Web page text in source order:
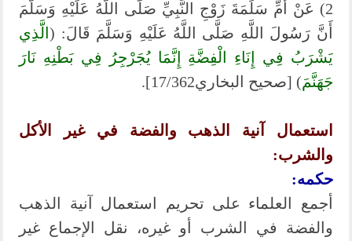
2) عَنْ أُمِّ سَلَمَةَ زَوْجِ النَّبِيِّ صَلَّى اللَّهُ عَلَيْهِ وَسَلَّمَ
أَنَّ رَسُولَ اللَّهِ صَلَّى اللَّهُ عَلَيْهِ وَسَلَّمَ قَالَ: (الَّذِي
يَشْرَبُ فِي إِنَاءِ الْفِضَّةِ إِنَّمَا يُجَرْجِرُ فِي بَطْنِهِ نَارَ
جَهَنَّمَ) [صحيح البخاري17/362].
استعمال آنية الذهب والفضة في غير الأكل
والشرب:
حكمه:
أجمع العلماء على تحريم استعمال آنية الذهب
والفضة في الشرب أو غيره، نقل الإجماع غير